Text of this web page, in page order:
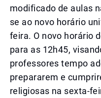
modificado de aulas
se ao novo horário
feira. O novo horário
para as 12h45,
professores tempo
prepararem e
religiosas na sexta-